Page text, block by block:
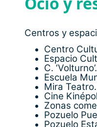
Centros y
Centro
Espacio
C. ‘Volturno’.
Escuela
Mira Teatro.
Cine
Zonas
Pozuelo
Pozuelo